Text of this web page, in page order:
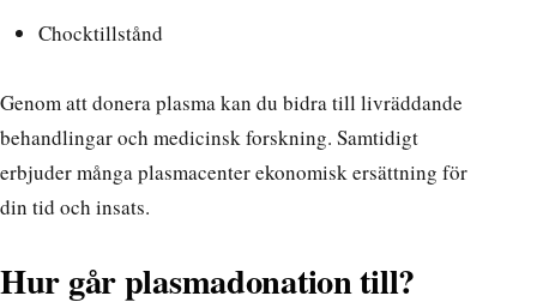
Chocktillstånd
Genom att donera plasma kan du bidra till livräddande
behandlingar och medicinsk forskning. Samtidigt
erbjuder många plasmacenter ekonomisk ersättning för
din tid och insats.
Hur går plasmadonation till?